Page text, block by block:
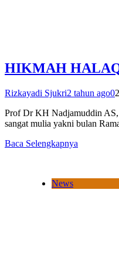
HIKMAH
Rizkayadi Sjukri2 tahun ago0
Prof Dr KH Nadjamuddin AS,
sangat mulia yakni bulan
Baca Selengkapnya
News